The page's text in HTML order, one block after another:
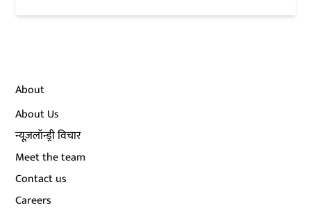
About
About Us
न्यूज़लॉन्ड्री विचार
Meet the team
Contact us
Careers